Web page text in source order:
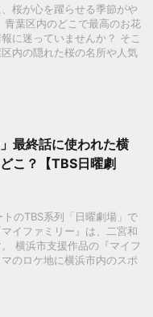
桜が心を躍らせる季節がや
青葉区内のどこで最高のお花
に迷っていませんか？ そこ
内の隠れた桜の名所や人気
最終話に使われた横
こ？【TBS日曜劇
のTBS系列「日曜劇場」で
イファミリー』は、二宮和
横浜市支援作品の『マイフ
のロケ地に横浜市内のスポ